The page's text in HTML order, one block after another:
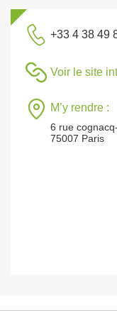
+33 4 38 49
Voir le site
M’y rendre :
6 rue
75007 Paris